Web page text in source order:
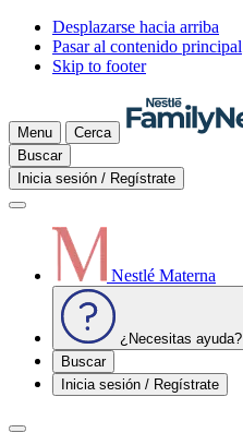
Desplazarse hacia arriba
Pasar al contenido principal
Skip to footer
Menu
Cerca
Buscar
Inicia sesión / Regístrate
Nestlé Materna
¿Necesitas ayuda?
Buscar
Inicia sesión / Regístrate